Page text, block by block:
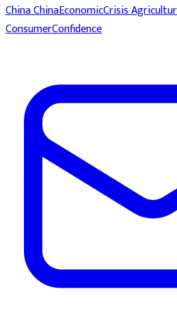
ChinaChinaEconomicCrisis
ConsumerConfidence